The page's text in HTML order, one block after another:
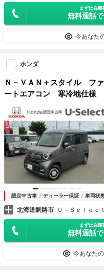
まずは在
無料通話
今あなた
ホンダ
Ｎ－ＶＡＮ＋スタイル フ
ートエアコン 寒冷地仕様
ミラー 衝突軽減ブレー
Ｓ スマートキー キーフ
シスト
認定中古車 ディーラー保証 車両状
北海道釧路市 Ｕ－Ｓｅｌｅｃ
まずは在
無料通話
今あなた